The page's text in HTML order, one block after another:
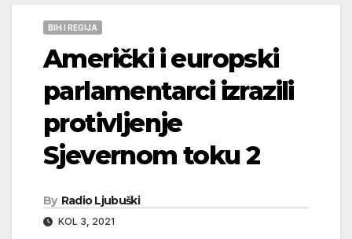
BIH I REGIJA
Američki i europski
parlamentarci izrazili
protivljenje
Sjevernom toku 2
By Radio Ljubuški
KOL 3, 2021